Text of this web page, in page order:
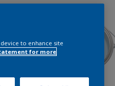
to enhance site
for more